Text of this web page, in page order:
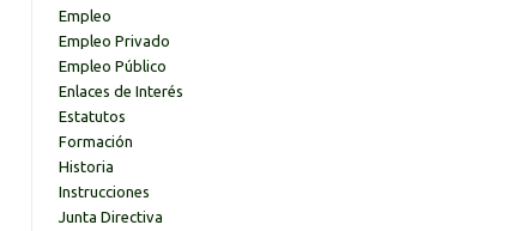
Empleo
Empleo Privado
Empleo Público
Enlaces de Interés
Estatutos
Formación
Historia
Instrucciones
Junta Directiva